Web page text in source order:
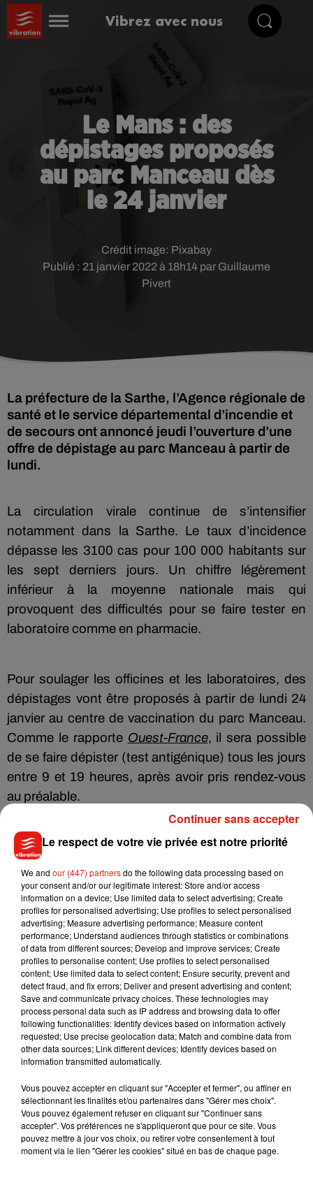
Vibrez avec nous
Le Mans : des
dépistages proposés
au parc Manceau dès
le 24 janvier
Publié : 21 janvier 2022 à 18h14 par Guillaume
Pivert
Crédit image: Pixabay
La préfecture de la Sarthe, l’Agence régionale de
santé et le service départemental d’incendie et
de secours ont annoncé jeudi l’ouverture d’une
offre de dépistage au parc Manceau à partir de
lundi.
La circulation virale continue de s’intensifier
notamment dans la Sarthe. Le taux d’incidence
dépasse les 3100 cas pour 100 000 habitants sur
les sept derniers jours. Un chiffre légèrement
inférieur à la moyenne nationale mais qui
provoquent des difficultés pour se faire tester en
laboratoire comme en pharmacie.
Pour soulager les officines et les laboratoires, des
dépistages vont être proposés à partir de lundi 24
janvier au centre de vaccination du parc Manceau.
Comme le rapporte Ouest-France, il sera possible
de se faire dépister (test antigénique) tous les jours
entre 9 et 19 heures, après avoir pris rendez-vous
au préalable.
Musique
7 août 2026
Julien Lieb s’essaye à la vie de chatelain
dans son nouveau clip
Madonna sort enfin le remix de « Love
Sensation » avec Kylie Minogue
7 août 2026
Tayc et Didi B dévoilent le single le plus
dansant de l’année
Le respect de votre vie privée est notre priorité
We and our (447) partnersdo the following data processing based on
your consent and/or our legitimate interest: Store and/or access
information on a device; Use limited data to select advertising; Create
profiles for personalised advertising; Use profiles to select personalised
advertising; Measure advertising performance; Measure content
performance; Understand audiences through statistics or combinations
of data from different sources; Develop and improve services; Create
profiles to personalise content; Use profiles to select personalised
content; Use limited data to select content; Ensure security, prevent and
detect fraud, and fix errors; Deliver and present advertising and content;
Save and communicate privacy choices. These technologies may
process personal data such as IP address and browsing data to offer
following functionalities: Identify devices based on information actively
requested; Use precise geolocation data; Match and combine data from
other data sources; Link different devices; Identify devices based on
information transmitted automatically.
Vous pouvez accepter en cliquant sur "Accepter et fermer", ou affiner en
sélectionnant les finalités et/ou partenaires dans "Gérer mes choix".
Vous pouvez également refuser en cliquant sur "Continuer sans
accepter". Vos préférences ne s'appliqueront que pour ce site. Vous
pouvez mettre à jour vos choix, ou retirer votre consentement à tout
moment via le lien "Gérer les cookies" situé en bas de chaque page.
Continuer sans accepter